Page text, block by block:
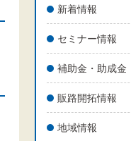
新着情報
セミナー情報
補助金・助成金
販路開拓情報
地域情報